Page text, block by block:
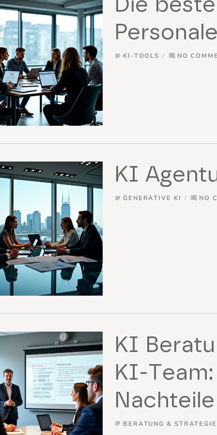
Die
subject KI-TOOLS comment NO
KI
subject GENERATIVE KI comment NO
KI
KI-
Nachteile
subject BERATUNG & STRATEGIE